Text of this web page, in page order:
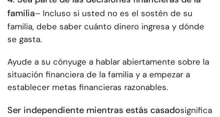
familia– Incluso si usted no es el sostén de su
familia, debe saber cuánto dinero ingresa y dónde
se gasta.
Ayude a su cónyuge a hablar abiertamente sobre la
situación financiera de la familia y a empezar a
establecer metas financieras razonables.
Ser independiente mientras estás casadosignifica